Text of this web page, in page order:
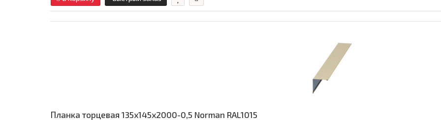
Планка торцевая 135х145х2000-0,5 Norman RAL1015